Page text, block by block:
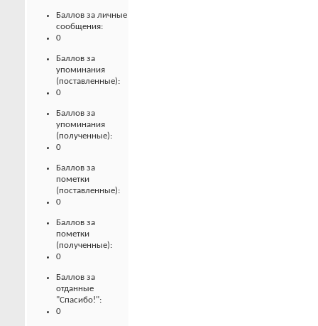
Баллов за личные
сообщения:
0
Баллов за
упоминания
(поставленные):
0
Баллов за
упоминания
(полученные):
0
Баллов за
пометки
(поставленные):
0
Баллов за
пометки
(полученные):
0
Баллов за
отданные
"Спасибо!":
0